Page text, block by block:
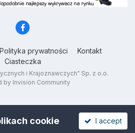
Polityka prywatności
Kontakt
Ciasteczka
i Krajoznawczych" Sp. z o.o.
by Invision Community
cookie I accept